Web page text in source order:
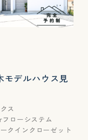
モデルハウス見
ス
フローシステム
クインクローゼット